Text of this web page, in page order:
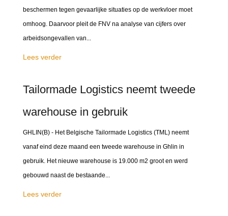
beschermen tegen gevaarlijke situaties op de werkvloer moet
omhoog. Daarvoor pleit de FNV na analyse van cijfers over
arbeidsongevallen van...
Lees verder
Tailormade Logistics neemt tweede
warehouse in gebruik
GHLIN(B) - Het Belgische Tailormade Logistics (TML) neemt
vanaf eind deze maand een tweede warehouse in Ghlin in
gebruik. Het nieuwe warehouse is 19.000 m2 groot en werd
gebouwd naast de bestaande...
Lees verder